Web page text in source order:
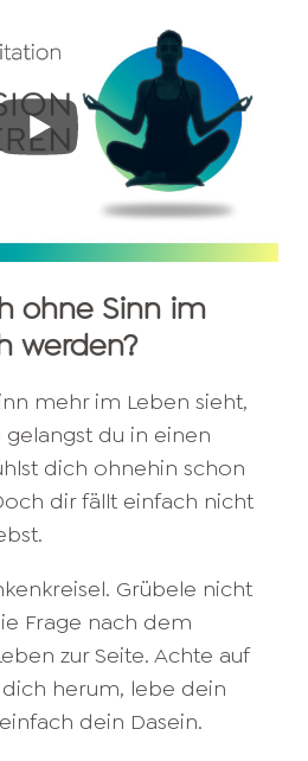
ohne Sinn im
werden?
mehr im Leben sieht,
du in einen
dich ohnehin schon
dir fällt einfach nicht
Grübele nicht
Frage nach dem
zur Seite. Achte auf
herum, lebe dein
dein Dasein.